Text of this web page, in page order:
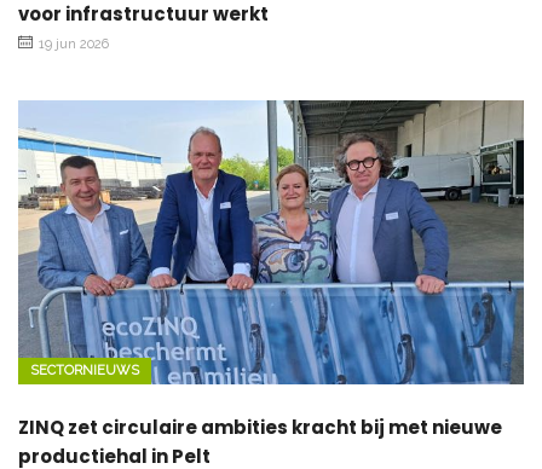
voor infrastructuur werkt
19 jun 2026
SECTORNIEUWS
ZINQ zet circulaire ambities kracht bij met nieuwe
productiehal in Pelt